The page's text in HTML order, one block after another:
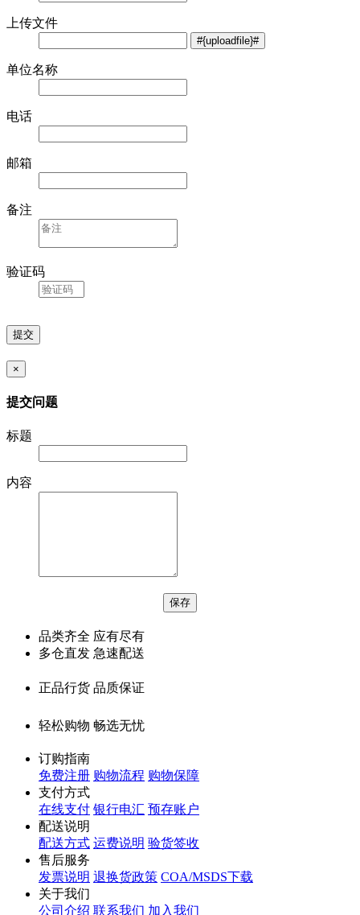
上传文件
单位名称
电话
邮箱
备注
验证码
×
提交问题
标题
内容
品类齐全 应有尽有
多仓直发 急速配送
正品行货 品质保证
轻松购物 畅选无忧
订购指南
免费注册 购物流程 购物保障
支付方式
在线支付 银行电汇 预存账户
配送说明
配送方式 运费说明 验货签收
售后服务
发票说明 退换货政策 COA/MSDS下载
关于我们
公司介绍 联系我们 加入我们